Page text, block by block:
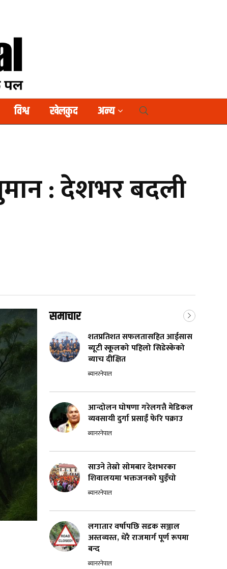
विश्व खेलकुद अन्य
: देशभर बदली
समाचार
शतप्रतिशत सफलतासहित आईसास
ब्यूटी स्कूलको पहिलो सिडेस्केको
ब्याच दीक्षित
ब्यानरनेपाल
आन्दोलन घोषणा गरेलगत्तै मेडिकल
व्यवसायी दुर्गा प्रसाईं फेरि पक्राउ
ब्यानरनेपाल
साउने तेस्रो सोमबार देशभरका
शिवालयमा भक्तजनको घुइँचो
ब्यानरनेपाल
लगातार वर्षापछि सडक सञ्जाल
अस्तव्यस्त, धेरै राजमार्ग पूर्ण रूपमा
बन्द
ब्यानरनेपाल